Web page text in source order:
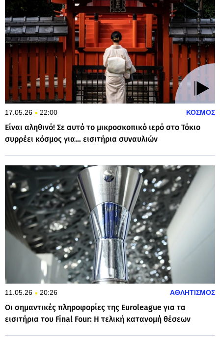
17.05.26 22:00 ΚΟΣΜΟΣ
Είναι αληθινό! Σε αυτό το μικροσκοπικό ιερό στο Τόκιο
συρρέει κόσμος για… εισιτήρια συναυλιών
11.05.26 20:26 ΑΘΛΗΤΙΣΜΟΣ
Οι σημαντικές πληροφορίες της Euroleague για τα
εισιτήρια του Final Four: H τελική κατανομή θέσεων